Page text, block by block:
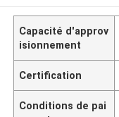
Capacité d'approv
isionnement
Certification
Conditions de pai